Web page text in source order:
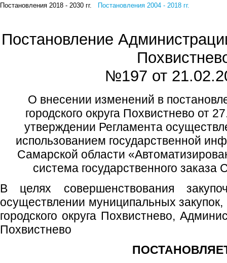
Постановления 2018 - 2030 гг. Постановления 2004 - 2018 гг.
Постановление
№197 от
О внесении изменений в
городского округа Похвистнево от
утверждении Регламента
использованием государственной
Самарской области
система государственного заказа
В целях совершенствования
осуществлении муниципальных закупок,
городского округа Похвистнево,
Похвистнево